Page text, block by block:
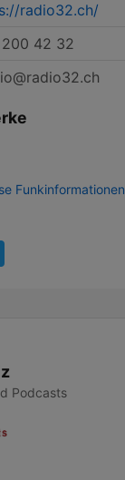
radio32.ch/
42 32
Funkinformationen
Podcasts